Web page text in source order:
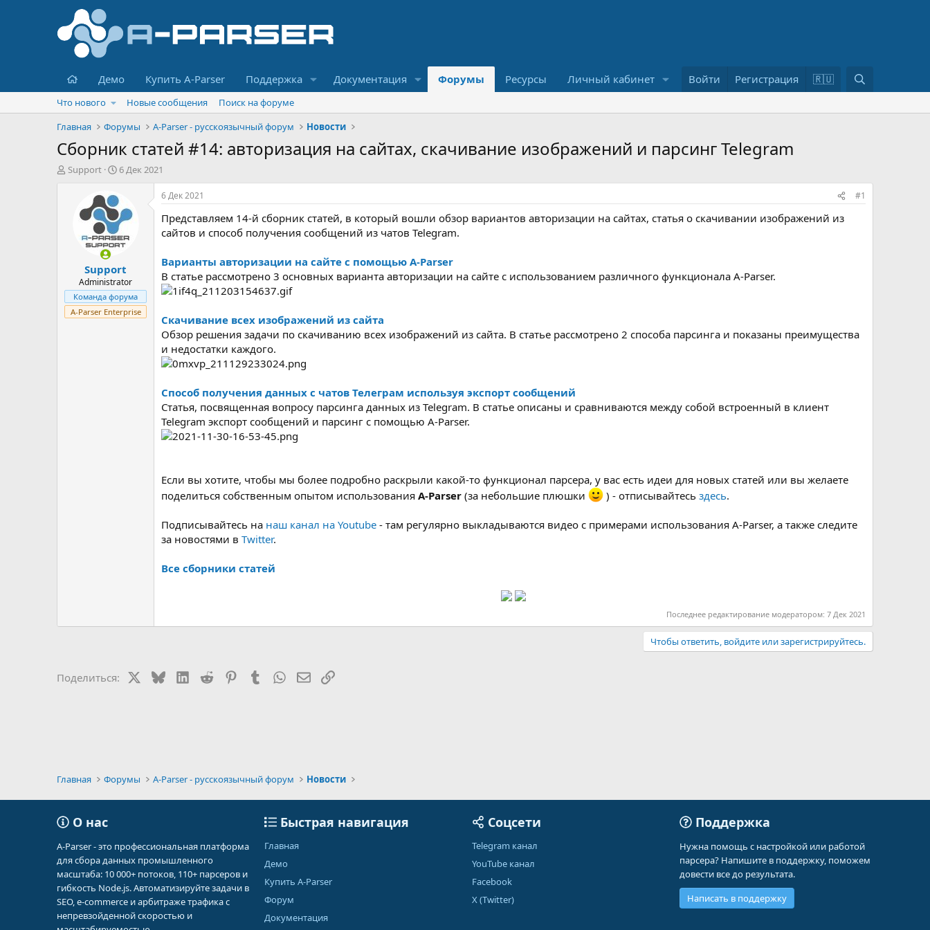
Главная
Демо Купить A-Parser Поддержка Документация Форумы Ресурсы Личный кабинет Войти Регистрация 🇷🇺
о
Что нового Новые сообщения
Поиск на форуме
Главная
Форумы A-Parser - русскоязычный форум Новости
Сборник статей #14: авторизация на сайтах, скачивание изображений и парсинг Telegram
А
Support
Д
а
н
а
ч
л
а
6 Дек 2021
Support
Administrator
Команда форума
A-Parser Enterprise
6 Дек 2021 #1
Представляем 14-й сборник статей, в который вошли обзор вариантов авторизации на сайтах, статья о скачивании изображений из
сайтов и способ получения сообщений из чатов Telegram.
Варианты авторизации на сайте с помощью A-Parser
В статье рассмотрено 3 основных варианта авторизации на сайте с использованием различного функционала A-Parser.
Скачивание всех изображений из сайта
Обзор решения задачи по скачиванию всех изображений из сайта. В статье рассмотрено 2 способа парсинга и показаны преимущества
и недостатки каждого.
Способ получения данных с чатов Телеграм используя экспорт сообщений
Статья, посвященная вопросу парсинга данных из Telegram. В статье описаны и сравниваются между собой встроенный в клиент
Telegram экспорт сообщений и парсинг с помощью A-Parser.
Если вы хотите, чтобы мы более подробно раскрыли какой-то функционал парсера, у вас есть идеи для новых статей или вы желаете
поделиться собственным опытом использования A-Parser (за небольшие плюшки ) - отписывайтесь здесь.
Подписывайтесь на наш канал на Youtube - там регулярно выкладываются видео с примерами использования A-Parser, а также следите
за новостями в Twitter.
Все сборники статей
Последнее редактирование модератором: 7 Дек 2021
Чтобы ответить, войдите или зарегистрируйтесь.
Поделиться: BlueskyLinkedIn
Reddit PinterestTumblrWhatsAppЭлектронная почта
Ссылка
Главная Форумы A-Parser - русскоязычный форум Новости
О нас
A-Parser - это профессиональная платформа
для сбора данных промышленного
масштаба: 10 000+ потоков, 110+ парсеров и
гибкость Node.js. Автоматизируйте задачи в
SEO, e-commerce и арбитраже трафика с
непревзойденной скоростью и
Быстрая навигация
Главная
Демо
Купить A-Parser
Форум
Документация
Соцсети
Telegram канал
YouTube канал
Facebook
X (Twitter)
Поддержка
Нужна помощь с настройкой или работой
парсера? Напишите в поддержку, поможем
довести все до результата.
Написать в поддержку